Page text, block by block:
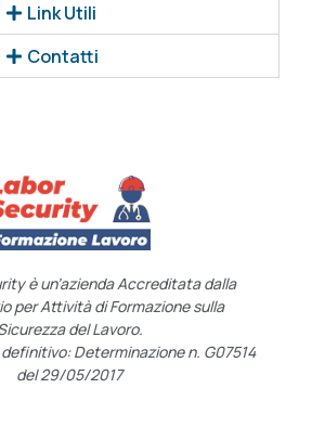
Link Utili
Contatti
è un’azienda Accreditata dalla
per Attività di Formazione sulla
del Lavoro.
Determinazione n. G07514
del 29/05/2017